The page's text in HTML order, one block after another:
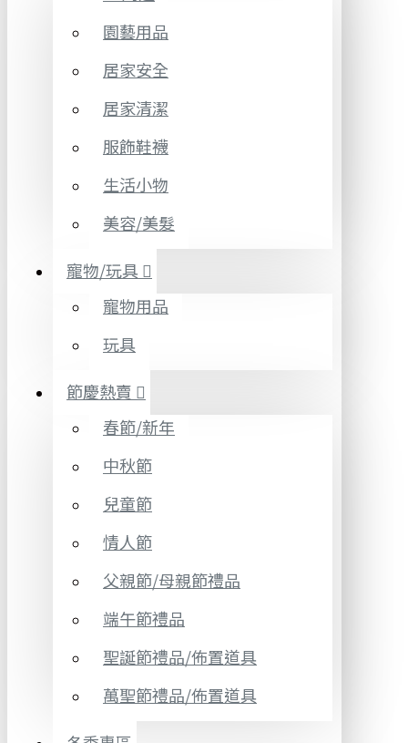
園藝用品
居家安全
居家清潔
服飾鞋襪
生活小物
美容/美髮
寵物/玩具
寵物用品
玩具
節慶熱賣
春節/新年
中秋節
兒童節
情人節
父親節/母親節禮品
端午節禮品
聖誕節禮品/佈置道具
萬聖節禮品/佈置道具